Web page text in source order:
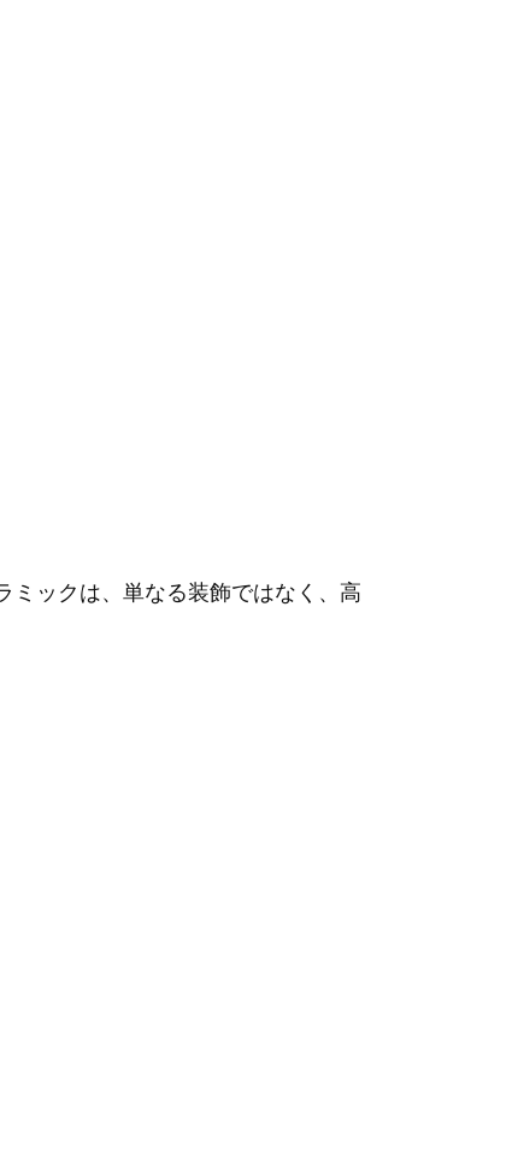
ミックは、単なる装飾ではなく、高